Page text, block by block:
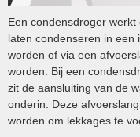
Een condensdroger
laten condenseren in een
worden of via een
worden. Bij een
zit de aansluiting van de
onderin. Deze
worden om lekkages te